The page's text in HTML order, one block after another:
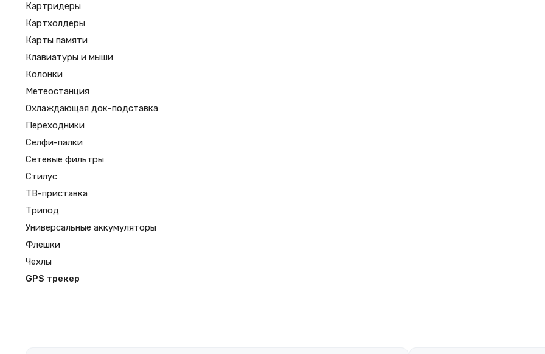
Картридеры
Картхолдеры
Карты памяти
Клавиатуры и мыши
Колонки
Метеостанция
Охлаждающая док-подставка
Переходники
Селфи-палки
Сетевые фильтры
Стилус
ТВ-приставка
Трипод
Универсальные аккумуляторы
Флешки
Чехлы
GPS трекер